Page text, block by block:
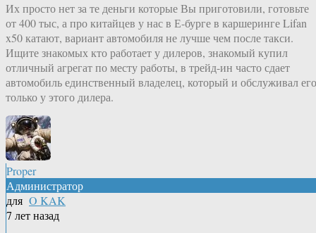
Их просто нет за те деньги которые Вы приготовили, готовьте
от 400 тыс, а про китайцев у нас в Е-бурге в каршеринге Lifan
x50 катают, вариант автомобиля не лучше чем после такси.
Ищите знакомых кто работает у дилеров, знакомый купил
отличный агрегат по месту работы, в трейд-ин часто сдает
автомобиль единственный владелец, который и обслуживал его
только у этого дилера.
Proper
Администратор
для O KAK
7 лет назад